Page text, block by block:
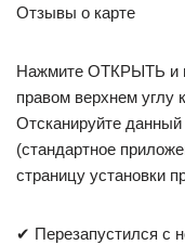
Отзывы о карте
Нажмите ОТКРЫТЬ и
правом верхнем углу
Отсканируйте
(стандартное
страницу установки
✔ Перезапустился с